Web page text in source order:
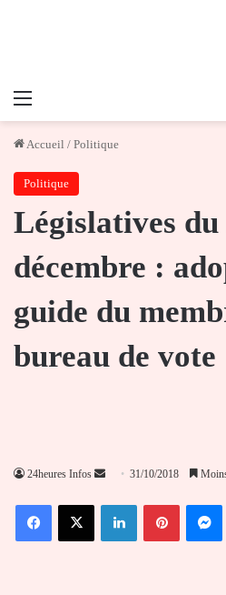
Menu
Accueil / Politique
Politique
Législatives du
décembre :
guide du
bureau de vote
24heures Infos
Envoyer
courriel
31/10/2018
FacebookX LinkedinPinterest